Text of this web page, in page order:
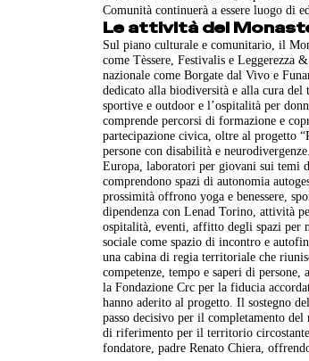
Comunità continuerà a essere luogo di
Le attività del
Sul piano culturale e comunitario, il
come Tèssere, Festivalis e
nazionale come Borgate dal Vivo e
dedicato alla biodiversità e alla cura
sportive e outdoor e l’ospitalità per
comprende percorsi di formazione e
partecipazione civica, oltre al progetto
persone con disabilità e
Europa, laboratori per giovani sui temi
comprendono spazi di autonomia
prossimità offrono yoga e benessere,
dipendenza con Lenad Torino, attività
ospitalità, eventi, affitto degli spazi per
sociale come spazio di incontro e
una cabina di regia territoriale che
competenze, tempo e saperi di
la Fondazione Crc per la fiducia
hanno aderito al progetto. Il sostegno
passo decisivo per il completamento
di riferimento per il territorio circostante
fondatore, padre Renato Chiera,